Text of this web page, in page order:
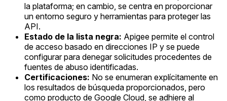
la plataforma; en cambio, se centra en proporcionar
un entorno seguro y herramientas para proteger las
API.
Estado de la lista negra: Apigee permite el control
de acceso basado en direcciones IP y se puede
configurar para denegar solicitudes procedentes de
fuentes de abuso identificadas.
Certificaciones: No se enumeran explícitamente en
los resultados de búsqueda proporcionados, pero
como producto de Google Cloud, se adhiere al